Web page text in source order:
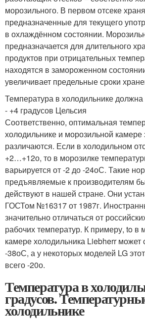
морозильного. В первом отсеке
предназначенные для текущего
в охлаждённом состоянии.
предназначается для длительного
продуктов при отрицательных
находятся в замороженном
увеличивает предельные сроки
Температура в холодильнике
- +4 градусов Цельсия
Соответственно, оптимальная
холодильнике и морозильной камере
различаются. Если в холодильном
+2…+12о, то в морозилке
варьируется от -2 до -24оС. Такие
предъявляемые к производителям
действуют в нашей стране. Они
ГОСТом №16317 от 1987г.
значительно отличаться от
рабочих температур. К примеру, to в
камере холодильника Liebherr может
-38оС, а у некоторых моделей LG
всего -20о.
Температура в
градусов.
холодильнике